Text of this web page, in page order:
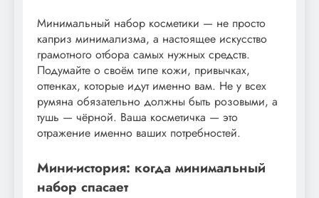
Минимальный набор косметики — не просто
каприз минимализма, а настоящее искусство
грамотного отбора самых нужных средств.
Подумайте о своём типе кожи, привычках,
оттенках, которые идут именно вам. Не у всех
румяна обязательно должны быть розовыми, а
тушь — чёрной. Ваша косметичка — это
отражение именно ваших потребностей.
Мини-история: когда минимальный
набор спасает